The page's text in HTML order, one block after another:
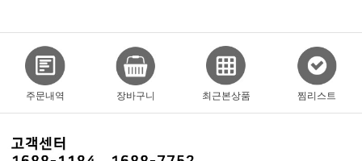
주문내역 장바구니 최근본상품 찜리스트